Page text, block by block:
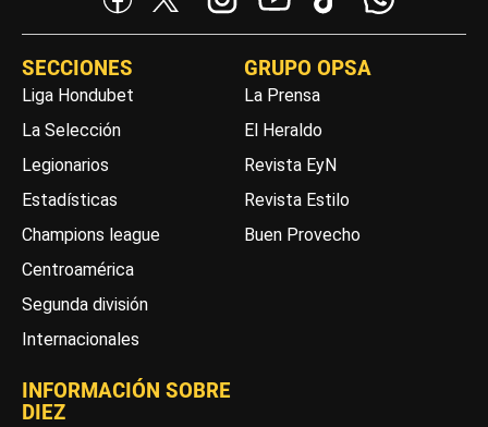
SECCIONES
Liga Hondubet
La Selección
Legionarios
Estadísticas
Champions league
Centroamérica
Segunda división
Internacionales
GRUPO OPSA
La Prensa
El Heraldo
Revista EyN
Revista Estilo
Buen Provecho
INFORMACIÓN SOBRE
DIEZ